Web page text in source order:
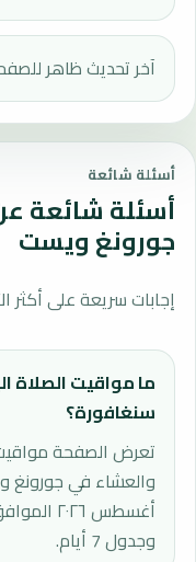
آخر تحديث ظاهر للصفحة: ٧ أغسطس ٢٠٢٦
أسئلة شائعة
أسئلة شائعة
جورونغ ويست
إجابات سريعة على أكثر
ما مواقيت الصلاة
سنغافورة؟
تعرض الصفحة
وجدول 7 أيام.